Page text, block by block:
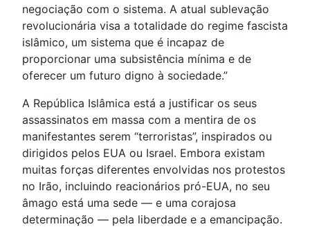
negociação com o sistema. A atual sublevação
revolucionária visa a totalidade do regime fascista
islâmico, um sistema que é incapaz de
proporcionar uma subsistência mínima e de
oferecer um futuro digno à sociedade.”
A República Islâmica está a justificar os seus
assassinatos em massa com a mentira de os
manifestantes serem “terroristas”, inspirados ou
dirigidos pelos EUA ou Israel. Embora existam
muitas forças diferentes envolvidas nos protestos
no Irão, incluindo reacionários pró-EUA, no seu
âmago está uma sede — e uma corajosa
determinação — pela liberdade e a emancipação.